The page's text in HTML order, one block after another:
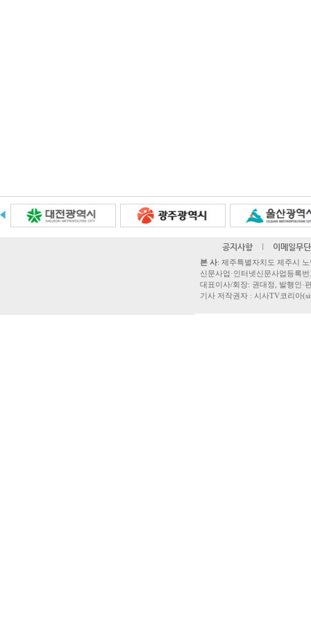
공지사항 l 이메일무
본 사: 제주특별자치도 제주시
신문사업·인터넷신문사업등록
대표이사/회장: 권대정, 발행인·
기사 저작권자 : 시사TV코리아